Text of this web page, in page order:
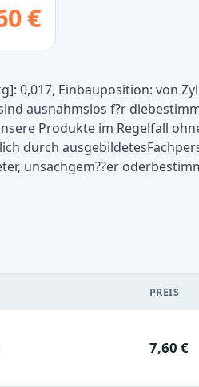
€
0,017, Einbauposition: von
ausnahmslos f?r
Produkte im Regelfall
durch
unsachgem??er
PREIS
7,60 €